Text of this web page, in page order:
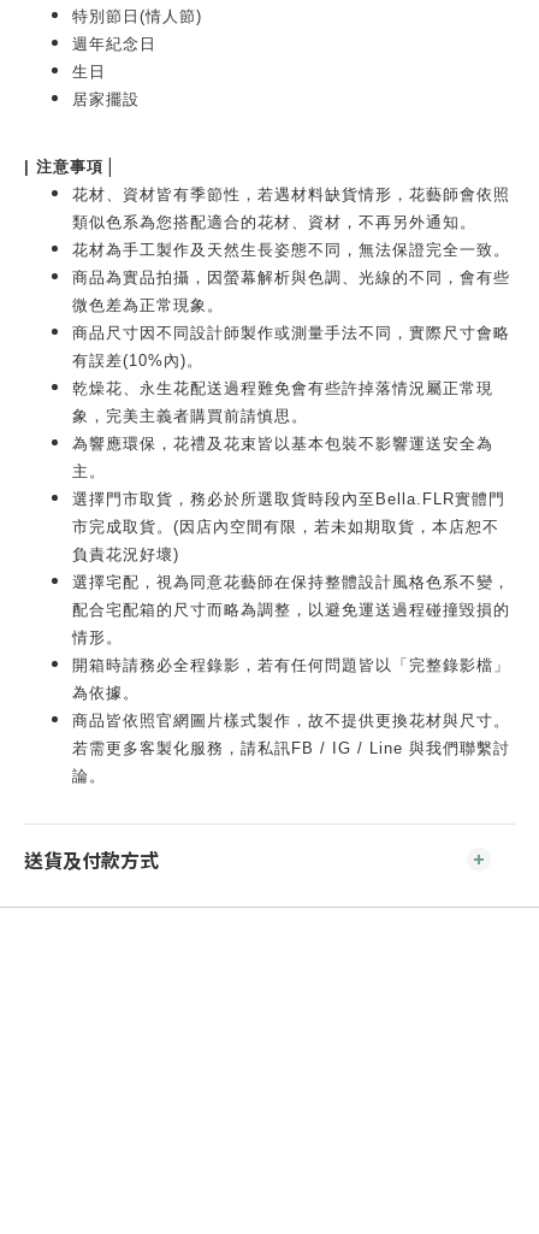
特別節日(情人節)
週年紀念日
生日
居家擺設
| 注意事項 |
花材、資材皆有季節性，若遇材料缺貨情形，花藝師會依照
類似色系為您搭配適合的花材、資材，不再另外通知。
花材為手工製作及天然生長姿態不同，無法保證完全一致。
商品為實品拍攝，因螢幕解析與色調、光線的不同，會有些
微色差為正常現象。
商品尺寸因不同設計師製作或測量手法不同，實際尺寸會略
有誤差(10%內)。
乾燥花、永生花配送過程難免會有些許掉落情況屬正常現
象，完美主義者購買前請慎思。
為響應環保，花禮及花束皆以基本包裝不影響運送安全為
主。
選擇門市取貨，務必於所選取貨時段內至Bella.FLR實體門
市完成取貨。(因店內空間有限，若未如期取貨，本店恕不
負責花況好壞)
選擇宅配，視為同意花藝師在保持整體設計風格色系不變，
配合宅配箱的尺寸而略為調整，以避免運送過程碰撞毀損的
情形。
開箱時請務必全程錄影，若有任何問題皆以「完整錄影檔」
為依據。
商品皆依照官網圖片樣式製作，故不提供更換花材與尺寸。
若需更多客製化服務，請私訊FB / IG / Line 與我們聯繫討
論。
送貨及付款方式